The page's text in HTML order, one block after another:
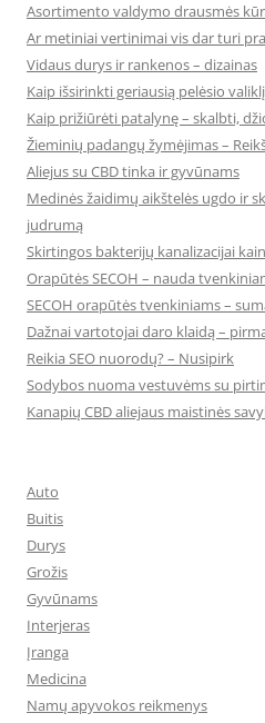
Asortimento valdymo drausmės
Ar metiniai vertinimai vis dar turi
Vidaus durys ir rankenos – dizainas
Kaip išsirinkti geriausią pelėsio valiklį
Kaip prižiūrėti patalynę – skalbti,
Žieminių padangų žymėjimas –
Aliejus su CBD tinka ir gyvūnams
Medinės žaidimų aikštelės ugdo ir
judrumą
Skirtingos bakterijų kanalizacijai
Orapūtės SECOH – nauda
SECOH orapūtės tvenkiniams –
Dažnai vartotojai daro klaidą –
Reikia SEO nuorodų? – Nusipirk
Sodybos nuoma vestuvėms su
Kanapių CBD aliejaus maistinės
Auto
Buitis
Durys
Grožis
Gyvūnams
Interjeras
Įranga
Medicina
Namų apyvokos reikmenys